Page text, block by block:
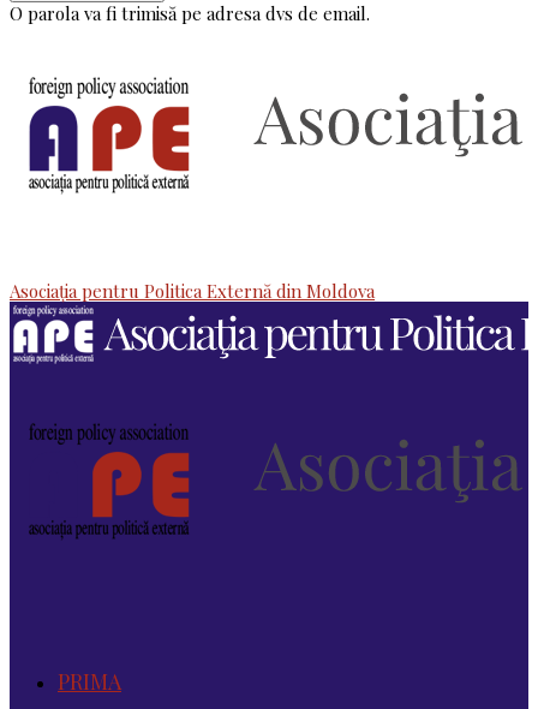
O parola va fi trimisă pe adresa dvs de email.
Asociaţia pentru Politica Externă din Moldova
PRIMA